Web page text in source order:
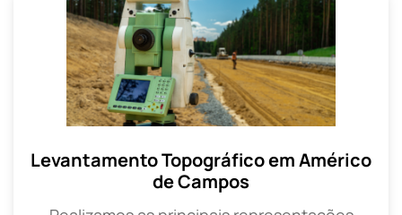
Levantamento Topográfico em Américo
de Campos